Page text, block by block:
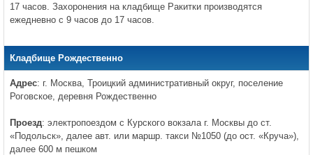
17 часов. Захоронения на кладбище Ракитки производятся
ежедневно с 9 часов до 17 часов.
Кладбище Рождественно
Адрес: г. Москва, Троицкий административный округ, поселение
Роговское, деревня Рождественно
Проезд: электропоездом с Курского вокзала г. Москвы до ст.
«Подольск», далее авт. или маршр. такси №1050 (до ост. «Круча»),
далее 600 м пешком